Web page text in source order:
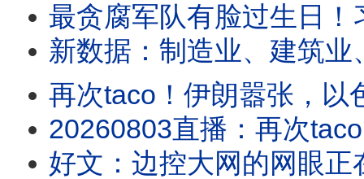
最贪腐军队有脸过生日
新数据：制造业、建筑
再次taco！伊朗嚣张，以
20260803直播：再次taco！伊朗嚣张，以色列沮丧，川普性格决定战争命运；新
好文：边控大网的网眼正